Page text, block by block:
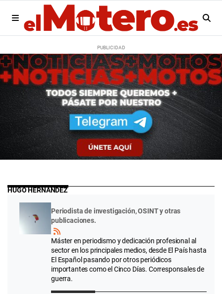
HUGO HERNÁNDEZ
Periodista de investigación, OSINT y otras
publicaciones.
Máster en periodismo y dedicación profesional al
sector en los principales medios, desde El País hasta
El Español pasando por otros periódicos
importantes como el Cinco Días. Corresponsales de
guerra.